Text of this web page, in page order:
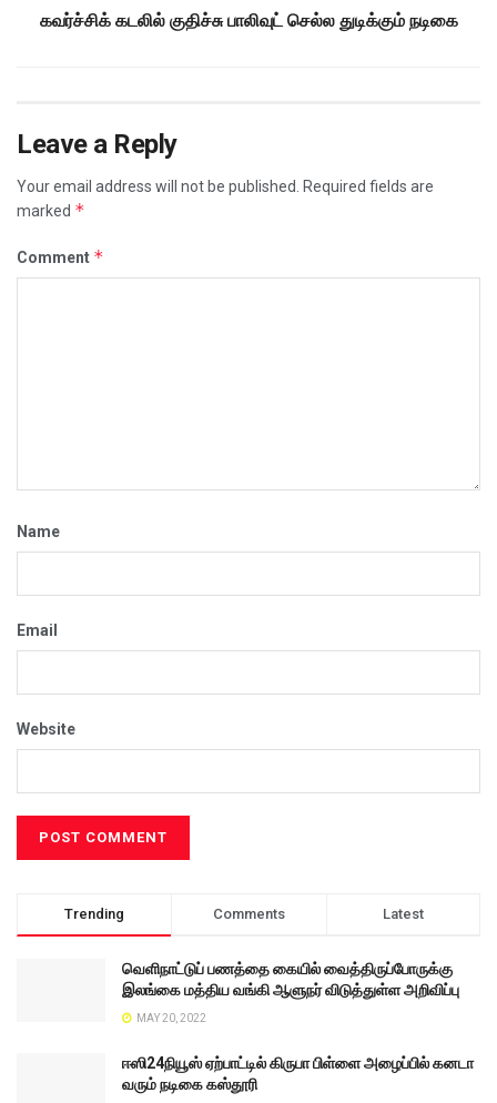
கவர்ச்சிக் கடலில் குதிச்சு பாலிவுட் செல்ல துடிக்கும் நடிகை
Leave a Reply
Your email address will not be published. Required fields are
marked *
Comment *
Name
Email
Website
Trending Comments Latest
வெளிநாட்டுப் பணத்தை கையில் வைத்திருப்போருக்கு
இலங்கை மத்திய வங்கி ஆளுநர் விடுத்துள்ள அறிவிப்பு
MAY 20, 2022
ஈஸி24நியூஸ் ஏற்பாட்டில் கிருபா பிள்ளை அழைப்பில் கனடா
வரும் நடிகை கஸ்தூரி